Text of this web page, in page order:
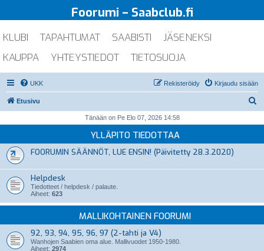
Foorumi – Saabclub.fi
KLUBI TAPAHTUMAT SAABISTI
JÄSENEKSI
KAUPPA
YHTEYSTIEDOT TIETOSUOJA
UKK Kirjaudu sisään
Rekisteröidy
Etusivu
i
Tänään on Pe Elo 07, 2026 14:58
YLLÄPITO TIEDOTTAA
FOORUMIN SÄÄNNÖT, LUE ENSIN! (Päivitetty 28.3.2020)
Helpdesk
Tiedotteet / helpdesk / palaute.
Aiheet: 623
MALLIKOHTAINEN FOORUMI
92, 93, 94, 95, 96, 97 (2-tahti ja V4)
Wanhojen Saabien oma alue. Mallivuodet 1950-1980.
Aiheet: 2974